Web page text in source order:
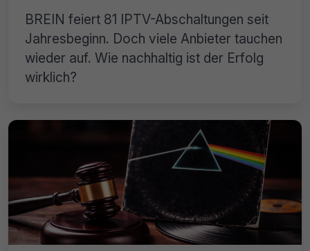
BREIN feiert 81 IPTV-Abschaltungen seit
Jahresbeginn. Doch viele Anbieter tauchen
wieder auf. Wie nachhaltig ist der Erfolg
wirklich?